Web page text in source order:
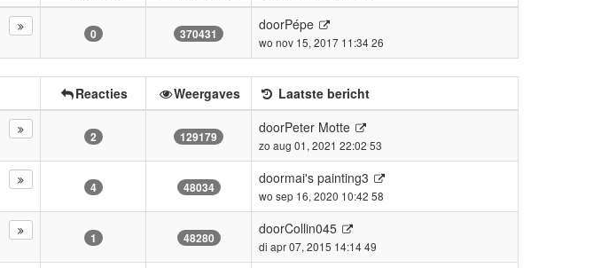
0 370431
doorPépe
wo nov 15, 2017 11:34 26
Reacties Weergaves
Laatste bericht
2 129179
doorPeter Motte
zo aug 01, 2021 22:02 53
4 48034
doormai's painting3
wo sep 16, 2020 10:42 58
1 48280
doorCollin045
di apr 07, 2015 14:14 49